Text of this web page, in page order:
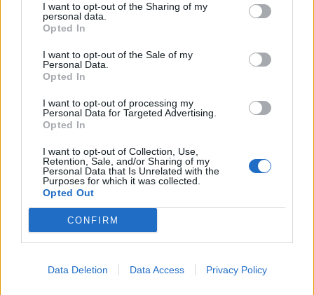
I want to opt-out of the Sharing of my
personal data.
Opted In
I want to opt-out of the Sale of my
Personal Data.
Opted In
I want to opt-out of processing my
Personal Data for Targeted Advertising.
Opted In
I want to opt-out of Collection, Use,
Retention, Sale, and/or Sharing of my
Personal Data that Is Unrelated with the
Purposes for which it was collected.
Opted Out
CONFIRM
Data Deletion Data Access Privacy Policy
Καμπανού από οπαδούς αντίπαλης ομάδας
εξετάστηκε ο δεύτερος κατηγορούμενος και
μαχαίρωσε τον 19χρονο στο πόδι ενώ ζήτησε
συγγνώμη από τους γονείς του. Όπως αναφέρει το
η φημολογία ότι ο κατηγορούμενος -ο τελευταίος
που σύμφωνα με τα βίντεο της δικογραφίας […]